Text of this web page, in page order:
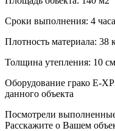
Сроки выполнения: 4 часа
Плотность материала: 38
Толщина утепления: 10 см
Оборудование грако Е-
данного объекта
Посмотрели
Расскажите о Вашем